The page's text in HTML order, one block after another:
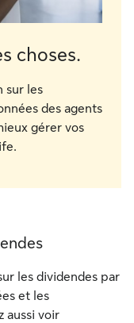
choses.
sur les
des agents
gérer vos
les dividendes par
et les
aussi voir